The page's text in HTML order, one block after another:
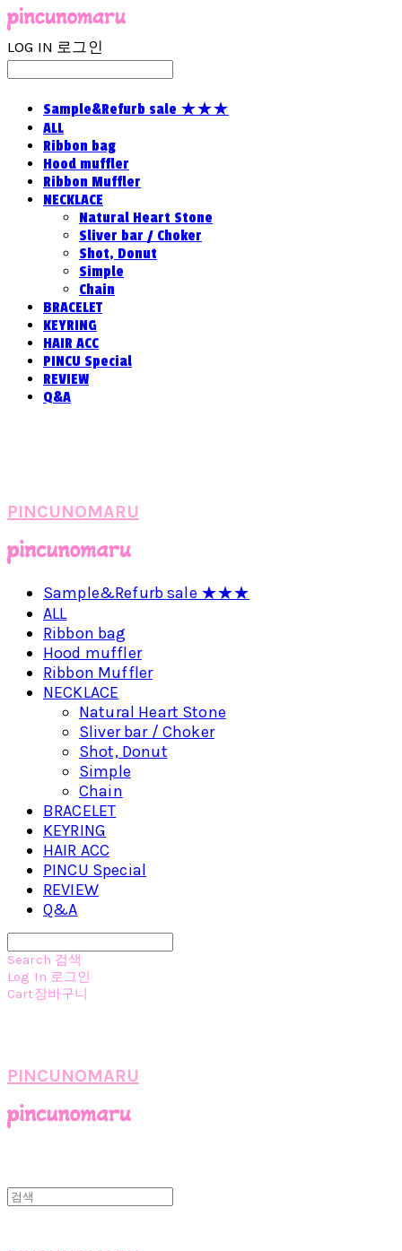
LOG IN 로그인
Sample&Refurb sale ★★★
ALL
Ribbon bag
Hood muffler
Ribbon Muffler
NECKLACE
Natural Heart Stone
Sliver bar / Choker
Shot, Donut
Simple
Chain
BRACELET
KEYRING
HAIR ACC
PINCU Special
REVIEW
Q&A
PINCUNOMARU
Sample&Refurb sale ★★★
ALL
Ribbon bag
Hood muffler
Ribbon Muffler
NECKLACE
Natural Heart Stone
Sliver bar / Choker
Shot, Donut
Simple
Chain
BRACELET
KEYRING
HAIR ACC
PINCU Special
REVIEW
Q&A
Search 검색
Log In 로그인
Cart장바구니
PINCUNOMARU